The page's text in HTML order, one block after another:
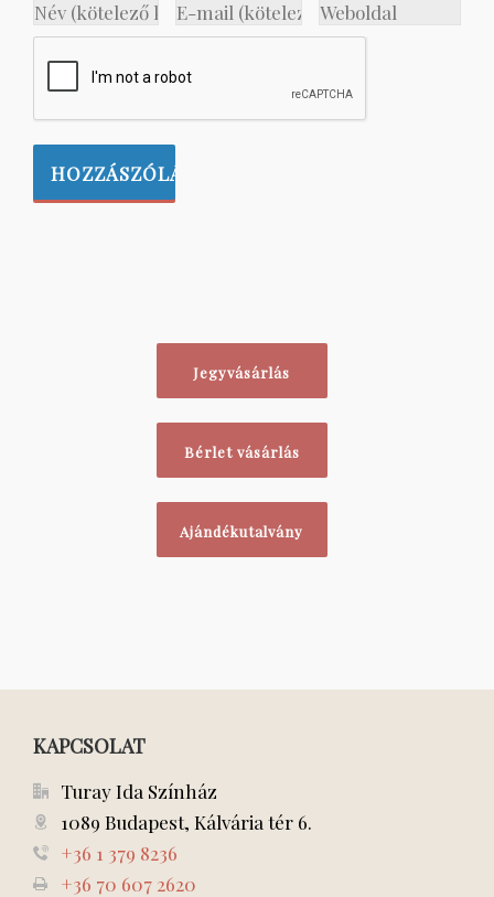
Jegyvásárlás
Bérlet vásárlás
Ajándékutalvány
KAPCSOLAT
Turay Ida Színház
1089 Budapest, Kálvária tér 6.
+36 1 379 8236
+36 70 607 2620